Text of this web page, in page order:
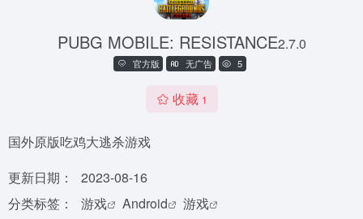
PUBG MOBILE: RESISTANCE2.7.0
官方版 无广告 5
收藏 1
国外原版吃鸡大逃杀游戏
更新日期：
2023-08-16
分类标签：
游戏 Android
游戏